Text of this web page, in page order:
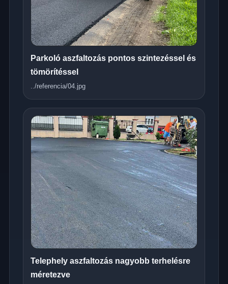
Parkoló aszfaltozás pontos szintezéssel és
tömörítéssel
../referencia/04.jpg
Telephely aszfaltozás nagyobb terhelésre
méretezve